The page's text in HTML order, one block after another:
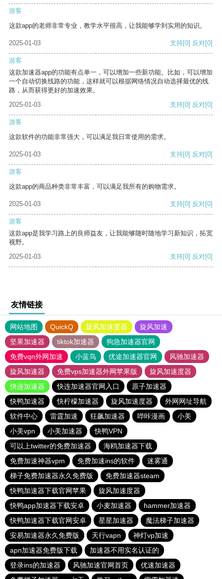
游客
这款app的老师非常专业，教学水平很高，让我能够学到实用的知识。
2025-01-03 支持[0] 反对[0]
游客
这款加速器app的功能有点单一，可以增加一些新功能。比如，可以增加
一个自动切换线路的功能，这样就可以根据网络情况自动选择最优的线
路，从而获得更好的加速效果。
2025-01-03
支持[0] 反对[0]
游客
这款软件的功能非常强大，可以满足我日常使用的需求。
2025-01-03 支持[0] 反对[0]
游客
这款app的商品种类非常丰富，可以满足我所有的购物需求。
2025-01-03 支持[0] 反对[0]
游客
这款app是我学习路上的良师益友，让我能够随时随地学习新知识，拓宽
视野。
2025-01-03
支持[0] 反对[0]
友情链接
网站地图 QuickQ 旋风加速度器
旋风加速
坚果加速器
tiktok加速器
狗急加速器官网
免费vqn外网加速
小蓝鸟 优途加速器官网
风驰加速器
旋风加速器
免费vps加速器外网苹果版
旋风加速度器
快连加速器
快连加速器官网入口
原子加速器
快鸭加速器
快柠檬加速器 旋风加速度器
外网网址导航
软件中心
雷霆加速 狂飙加速器 哔咔漫画
小美
小美vpn
小美加速器
快鸭VPN
可以上twitter的免费加速器
海鸥加速器下载
免费加速神器vpm
免费加速ins的软件
迷雾通
梯子免费加速器永久免费版
免费加速器steam
快鸭加速器下载官网苹果
旋风加速度器
快鸭app加速器下载安卓
小麦加速器
hammer加速器
快鸭加速器下载官网安卓
星星加速器
魔法梯子加速器
安易加速器永久免费版
天行vapn
神灯vp加速
apn加速器免费版下载
加速器不用实名认证的
登录ins的加速器
风驰加速官网首页
优速加速器